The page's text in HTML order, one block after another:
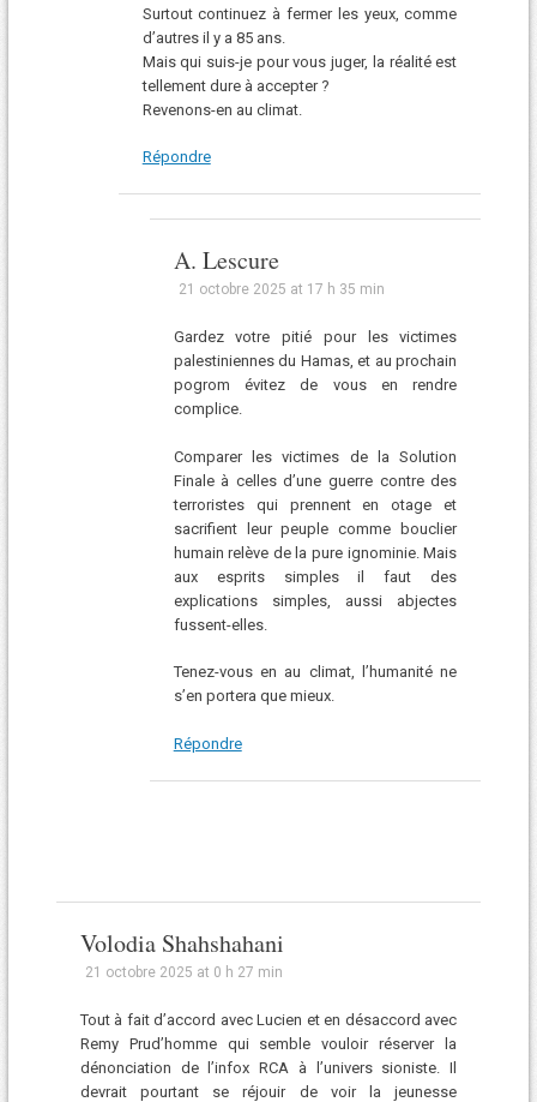
Surtout continuez à fermer les yeux, comme
d’autres il y a 85 ans.
Mais qui suis-je pour vous juger, la réalité est
tellement dure à accepter ?
Revenons-en au climat.
Répondre
A. Lescure
21 octobre 2025 at 17 h 35 min
Gardez votre pitié pour les victimes
palestiniennes du Hamas, et au prochain
pogrom évitez de vous en rendre
complice.
Comparer les victimes de la Solution
Finale à celles d’une guerre contre des
terroristes qui prennent en otage et
sacrifient leur peuple comme bouclier
humain relève de la pure ignominie. Mais
aux esprits simples il faut des
explications simples, aussi abjectes
fussent-elles.
Tenez-vous en au climat, l’humanité ne
s’en portera que mieux.
Répondre
Volodia Shahshahani
21 octobre 2025 at 0 h 27 min
Tout à fait d’accord avec Lucien et en désaccord avec
Remy Prud’homme qui semble vouloir réserver la
dénonciation de l’infox RCA à l’univers sioniste. Il
devrait pourtant se réjouir de voir la jeunesse